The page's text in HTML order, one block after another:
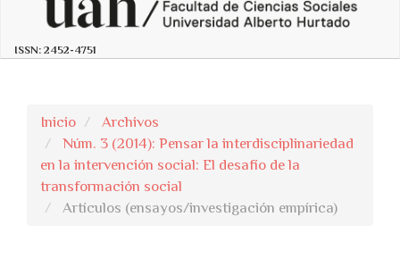
ISSN: 2452-4751
Inicio
Archivos
Núm. 3 (2014): Pensar la interdisciplinariedad
en la intervención social: El desafío de la
transformación social
Artículos (ensayos/investigación empírica)